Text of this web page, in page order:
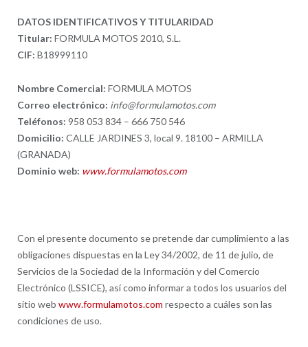
DATOS IDENTIFICATIVOS Y TITULARIDAD
Titular: FORMULA MOTOS 2010, S.L.
CIF: B18999110
Nombre Comercial: FORMULA MOTOS
Correo electrónico: info@formulamotos.com
Teléfonos: 958 053 834 – 666 750 546
Domicilio: CALLE JARDINES 3, local 9. 18100 – ARMILLA
(GRANADA)
Dominio web: www.formulamotos.com
Con el presente documento se pretende dar cumplimiento a las
obligaciones dispuestas en la Ley 34/2002, de 11 de julio, de
Servicios de la Sociedad de la Información y del Comercio
Electrónico (LSSICE), así como informar a todos los usuarios del
sitio web www.formulamotos.com respecto a cuáles son las
condiciones de uso.